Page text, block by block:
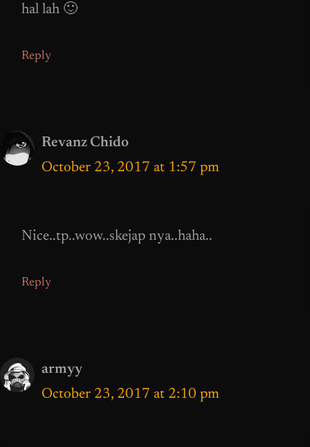
hal lah 🙂
Reply
Revanz Chido
October 23, 2017 at 1:57 pm
Nice..tp..wow..skejap nya..haha..
Reply
armyy
October 23, 2017 at 2:10 pm